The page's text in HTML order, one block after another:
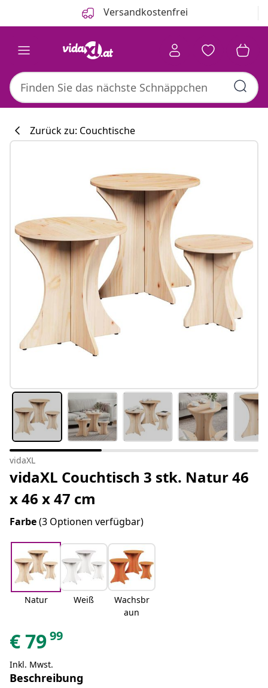
Versandkostenfrei
#sharemevidaxl
Zurück zu: Couchtische
vidaXL
vidaXL Couchtisch 3 stk. Natur 46
x 46 x 47 cm
Farbe(3 Optionen verfügbar)
Natur Weiß
Wachsbr
aun
€7999
Inkl. Mwst.
Beschreibung